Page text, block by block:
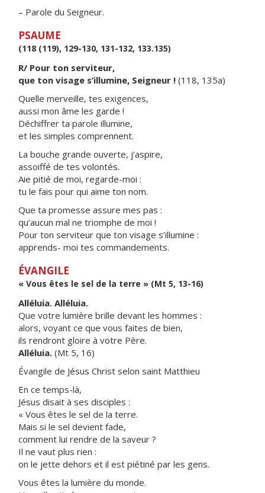
– Parole du Seigneur.
PSAUME
(118 (119), 129-130, 131-132, 133.135)
R/ Pour ton serviteur,
que ton visage s’illumine, Seigneur ! (118, 135a)
Quelle merveille, tes exigences,
aussi mon âme les garde !
Déchiffrer ta parole illumine,
et les simples comprennent.
La bouche grande ouverte, j’aspire,
assoiffé de tes volontés.
Aie pitié de moi, regarde-moi :
tu le fais pour qui aime ton nom.
Que ta promesse assure mes pas :
qu’aucun mal ne triomphe de moi !
Pour ton serviteur que ton visage s’illumine :
apprends- moi tes commandements.
ÉVANGILE
« Vous êtes le sel de la terre » (Mt 5, 13-16)
Alléluia. Alléluia.
Que votre lumière brille devant les hommes :
alors, voyant ce que vous faites de bien,
ils rendront gloire à votre Père.
Alléluia. (Mt 5, 16)
Évangile de Jésus Christ selon saint Matthieu
En ce temps-là,
Jésus disait à ses disciples :
« Vous êtes le sel de la terre.
Mais si le sel devient fade,
comment lui rendre de la saveur ?
Il ne vaut plus rien :
on le jette dehors et il est piétiné par les gens.
Vous êtes la lumière du monde.